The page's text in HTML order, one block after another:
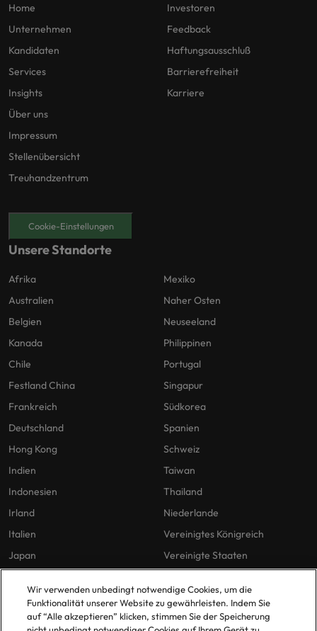
Home
Unternehmen
Kandidaten
Services
Insights
Über uns
Impressum
Stellenübersicht
Treuhandzentrum
Investoren
Feedback
Haftungsausschluß
Barrierefreiheit
Karriere
Cookie-Einstellungen
Unsere Standorte
Afrika
Australien
Belgien
Kanada
Chile
Festland China
Frankreich
Deutschland
Hong Kong
Indien
Indonesien
Irland
Italien
Japan
Mexiko
Naher Osten
Neuseeland
Philippinen
Portugal
Singapur
Südkorea
Spanien
Schweiz
Taiwan
Thailand
Niederlande
Vereinigtes Königreich
Vereinigte Staaten
Unsere Richtlinien Büros
Wir verwenden unbedingt notwendige Cookies, um die
Funktionalität unserer Website zu gewährleisten. Indem Sie
auf “Alle akzeptieren” klicken, stimmen Sie der Speicherung